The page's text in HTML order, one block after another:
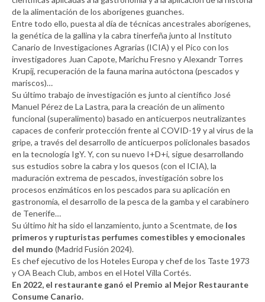
de la alimentación de los aborígenes guanches.
Entre todo ello, puesta al día de técnicas ancestrales aborígenes,
la genética de la gallina y la cabra tinerfeña junto al Instituto
Canario de Investigaciones Agrarias (ICIA) y el Pico con los
investigadores Juan Capote, Marichu Fresno y Alexandr Torres
Krupij, recuperación de la fauna marina autóctona (pescados y
mariscos)…
Su último trabajo de investigación es junto al científico José
Manuel Pérez de La Lastra, para la creación de un alimento
funcional (superalimento) basado en anticuerpos neutralizantes
capaces de conferir protección frente al COVID-19 y al virus de la
gripe, a través del desarrollo de anticuerpos policlonales basados
en la tecnología IgY. Y, con su nuevo I+D+i, sigue desarrollando
sus estudios sobre la cabra y los quesos (con el ICIA), la
maduración extrema de pescados, investigación sobre los
procesos enzimáticos en los pescados para su aplicación en
gastronomía, el desarrollo de la pesca de la gamba y el carabinero
de Tenerife…
Su último hitha sido el lanzamiento, junto a Scentmate, de los
primeros y rupturistas perfumes comestibles y emocionales
del mundo (Madrid Fusión 2024).
Es chef ejecutivo de los Hoteles Europa y chef de los Taste 1973
y OA Beach Club, ambos en el Hotel Villa Cortés.
En 2022, el restaurante ganó el Premio al Mejor Restaurante
Consume Canario.